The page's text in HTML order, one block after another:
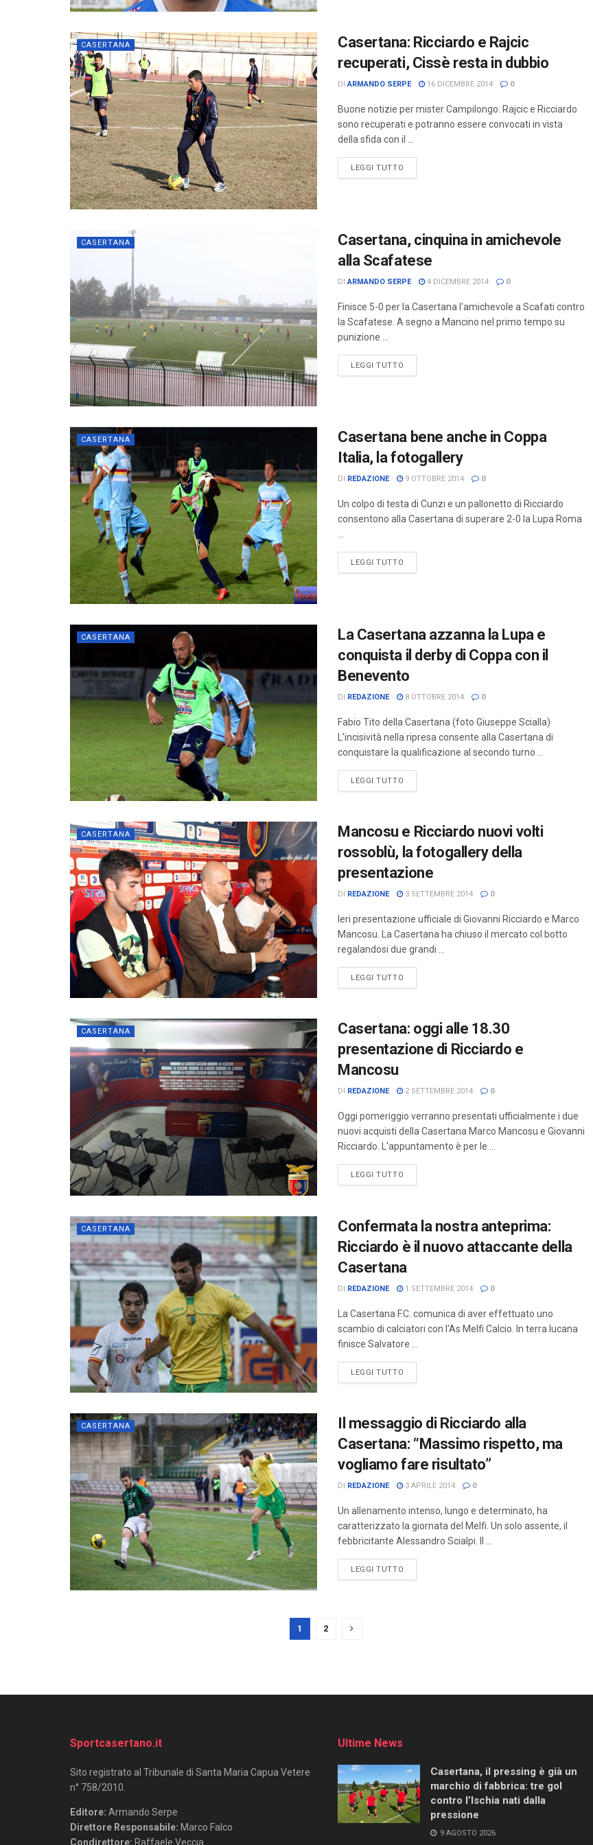
CASERTANA
Casertana: Ricciardo e Rajcic
recuperati, Cissè resta in dubbio
DI ARMANDO SERPE 16 DICEMBRE 2014 0
Buone notizie per mister Campilongo: Rajcic e Ricciardo
sono recuperati e potranno essere convocati in vista
della sfida con il ...
LEGGI TUTTO
CASERTANA
Casertana, cinquina in amichevole
alla Scafatese
DI ARMANDO SERPE 4 DICEMBRE 2014 0
Finisce 5-0 per la Casertana l'amichevole a Scafati contro
la Scafatese. A segno a Mancino nel primo tempo su
punizione ...
LEGGI TUTTO
CASERTANA
Casertana bene anche in Coppa
Italia, la fotogallery
DI REDAZIONE 9 OTTOBRE 2014 0
Un colpo di testa di Cunzi e un pallonetto di Ricciardo
consentono alla Casertana di superare 2-0 la Lupa Roma
LEGGI TUTTO
CASERTANA
La Casertana azzanna la Lupa e
conquista il derby di Coppa con il
Benevento
DI REDAZIONE 8 OTTOBRE 2014 0
Fabio Tito della Casertana (foto Giuseppe Scialla)
L’incisività nella ripresa consente alla Casertana di
conquistare la qualificazione al secondo turno ...
LEGGI TUTTO
CASERTANA
Mancosu e Ricciardo nuovi volti
rossoblù, la fotogallery della
presentazione
DI REDAZIONE 3 SETTEMBRE 2014 0
Ieri presentazione ufficiale di Giovanni Ricciardo e Marco
Mancosu. La Casertana ha chiuso il mercato col botto
regalandosi due grandi ...
LEGGI TUTTO
CASERTANA
Casertana: oggi alle 18.30
presentazione di Ricciardo e
Mancosu
DI REDAZIONE 2 SETTEMBRE 2014 0
Oggi pomeriggio verranno presentati ufficialmente i due
nuovi acquisti della Casertana Marco Mancosu e Giovanni
Ricciardo. L'appuntamento è per le ...
LEGGI TUTTO
CASERTANA
Confermata la nostra anteprima:
Ricciardo è il nuovo attaccante della
Casertana
DI REDAZIONE 1 SETTEMBRE 2014 0
La Casertana F.C. comunica di aver effettuato uno
scambio di calciatori con l'As Melfi Calcio. In terra lucana
finisce Salvatore ...
LEGGI TUTTO
CASERTANA
Il messaggio di Ricciardo alla
Casertana: “Massimo rispetto, ma
vogliamo fare risultato”
DI REDAZIONE 3 APRILE 2014 0
Un allenamento intenso, lungo e determinato, ha
caratterizzato la giornata del Melfi. Un solo assente, il
febbricitante Alessandro Scialpi. Il ...
LEGGI TUTTO
1 2
Sportcasertano.it
Sito registrato al Tribunale di Santa Maria Capua Vetere
n° 758/2010.
Editore: Armando Serpe
Direttore Responsabile: Marco Falco
Condirettore: Raffaele Veccia
Ultime News
Casertana, il pressing è già un
marchio di fabbrica: tre gol
contro l’Ischia nati dalla
pressione
9 AGOSTO 2026